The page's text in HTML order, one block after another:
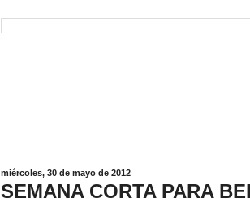
miércoles, 30 de mayo de 2012
SEMANA CORTA PARA